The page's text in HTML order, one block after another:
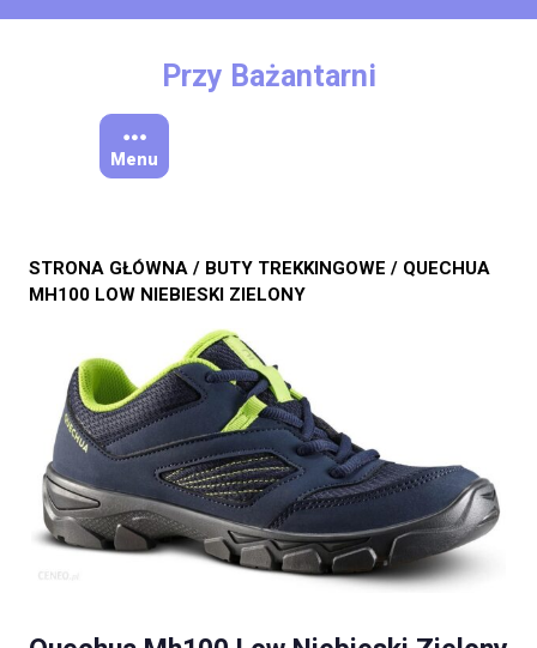
Przy Bażantarni
Menu
STRONA GŁÓWNA / BUTY TREKKINGOWE / QUECHUA
MH100 LOW NIEBIESKI ZIELONY